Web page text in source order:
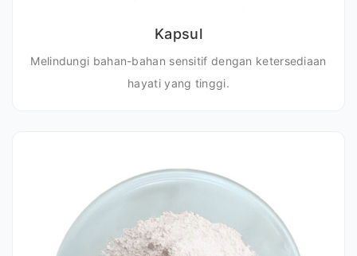
Kapsul
Melindungi bahan-bahan sensitif dengan ketersediaan
hayati yang tinggi.